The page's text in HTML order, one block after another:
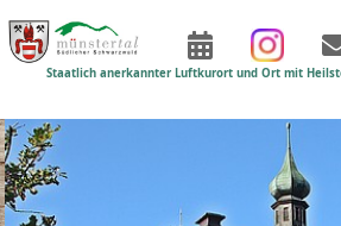
Staatlich anerkannter Luftkurort und Ort mit